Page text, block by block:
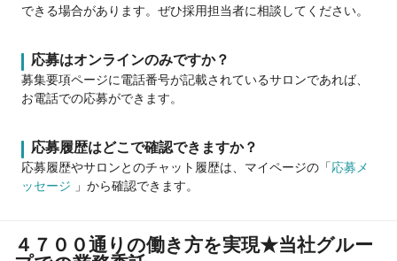
できる場合があります。ぜひ採用担当者に相談してください。
応募はオンラインのみですか？
募集要項ページに電話番号が記載されているサロンであれば、
お電話での応募ができます。
応募履歴はどこで確認できますか？
応募履歴やサロンとのチャット履歴は、マイページの「応募メ
ッセージ
」から確認できます。
４７００通りの働き方を実現★当社グルー